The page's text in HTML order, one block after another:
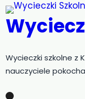
Przejdź
do
treści
Wycieczki szkolne z
nauczyciele